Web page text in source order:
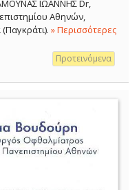
ΙΩΑΝΝΗΣ Dr,
Αθηνών,
» Περισσότερες
Προτεινόμενα